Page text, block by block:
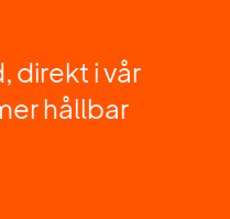
direkt i vår
hållbar